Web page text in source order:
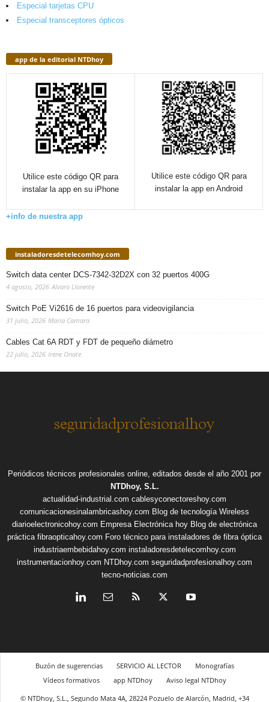
Especial tarjetas CPU
Especial transceptores ópticos
app de la editorial NTDhoy
Utilice este código QR para
instalar la app en su iPhone
Utilice este código QR para
instalar la app en Android
+info de nuestra app
instaladoresdetelecomhoy.com
Switch data center DCS-7342-32D2X con 32 puertos 400G
4 agosto, 2026 Alvaro Llorente
Switch PoE Vi2616 de 16 puertos para videovigilancia
31 julio, 2026 Maria Camara
Cables Cat 6A RDT y FDT de pequeño diámetro
22 julio, 2026 Irene Onate
Periódicos técnicos profesionales online, editados desde el año 2001 por
NTDhoy, S.L.
actualidad-industrial.com cablesyconectoreshoy.com
comunicacionesinalambricashoy.com Blog de tecnología Wireless
diarioelectronicohoy.com Empresa Electrónica hoy Blog de electrónica
práctica fibraopticahoy.com Foro técnico para instaladores de fibra óptica
industriaembebidahoy.com instaladoresdetelecomhoy.com
instrumentacionhoy.com NTDhoy.com seguridadprofesionalhoy.com
tecno-noticias.com
Buzón de sugerencias SERVICIO AL LECTOR
Monografías
Vídeos formativos
app NTDhoy
Aviso legal NTDhoy
© NTDhoy, S.L., Segundo Mata 4A, 28224 Pozuelo de Alarcón, Madrid, +34